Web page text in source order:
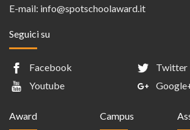
E-mail: info@spotschoolaward.it
Seguici su
Facebook
Twitter
Youtube
Award Campus